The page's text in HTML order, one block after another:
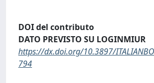
DOI del contributo
DATO PREVISTO SU LOGINMIUR
https://dx.doi.org/10.3897/
794